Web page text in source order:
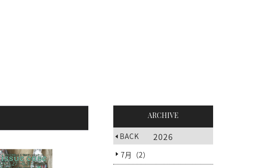
ARCHIVE
BACK 2026
7月（2）